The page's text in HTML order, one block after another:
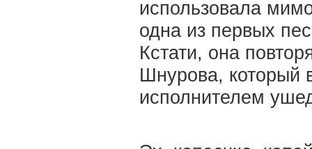
использовала
одна из первых
Кстати, она
Шнурова, который
исполнителем